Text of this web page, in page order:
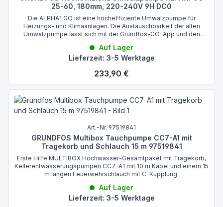
25-60, 180mm, 220-240V 9H DC0
Die ALPHA1 GO ist eine hocheffiziente Umwälzpumpe für
Heizungs- und Klimaanlagen. Die Austauschbarkeit der alten
Umwälzpumpe lässt sich mit der Grundfos-GO-App und den
Auf Lager
Lieferzeit: 3-5 Werktage
Regulärer Preis:
233,90 €
Art.-Nr. 97519841
GRUNDFOS Multibox Tauchpumpe CC7-A1 mit
Tragekorb und Schlauch 15 m 97519841
Erste Hilfe MULTIBOX Hochwasser-Gesamtpaket mit Tragekorb,
Kellerentwässerungspumpen CC7-A1 mit 10 m Kabel und einem 15
m langen Feuerwehrschlauch mit C-Kupplung.
Auf Lager
Lieferzeit: 3-5 Werktage